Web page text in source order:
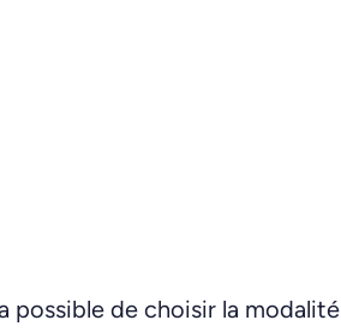
possible de choisir la modalité